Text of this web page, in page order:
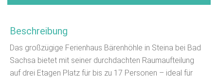
Beschreibung
Das großzügige Ferienhaus Bärenhöhle in Steina bei Bad
Sachsa bietet mit seiner durchdachten Raumaufteilung
auf drei Etagen Platz für bis zu 17 Personen – ideal für